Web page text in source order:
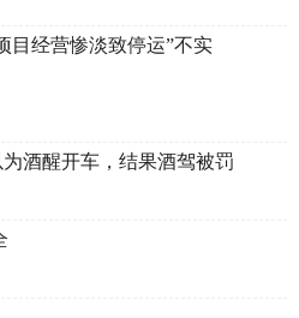
目经营惨淡致停运”不实
酒醒开车，结果酒驾被罚